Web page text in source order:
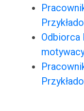
Odbiorca